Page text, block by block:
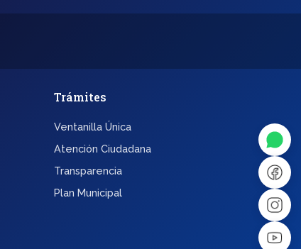
Trámites
Ventanilla Única
Atención Ciudadana
Transparencia
Plan Municipal
↔
Dx